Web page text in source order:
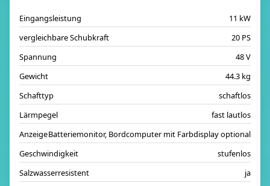
Eingangsleistung
11 kW
vergleichbare Schubkraft
20 PS
Spannung
48 V
Gewicht
44.3 kg
Schafttyp
schaftlos
Lärmpegel
fast lautlos
AnzeigeBatteriemonitor, Bordcomputer mit Farbdisplay optional
Geschwindigkeit
stufenlos
Salzwasserresistent
ja